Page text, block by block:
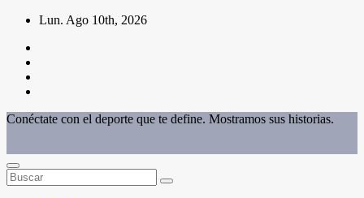
Saltar
contenido
Lun. Ago 10th, 2026
Conéctate con el deporte que te define. Mostramos sus historias.